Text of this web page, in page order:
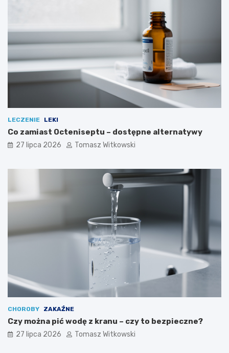
LECZENIE LEKI
Co zamiast Octeniseptu – dostępne alternatywy
27 lipca 2026 Tomasz Witkowski
CHOROBY ZAKAŹNE
Czy można pić wodę z kranu – czy to bezpieczne?
27 lipca 2026 Tomasz Witkowski